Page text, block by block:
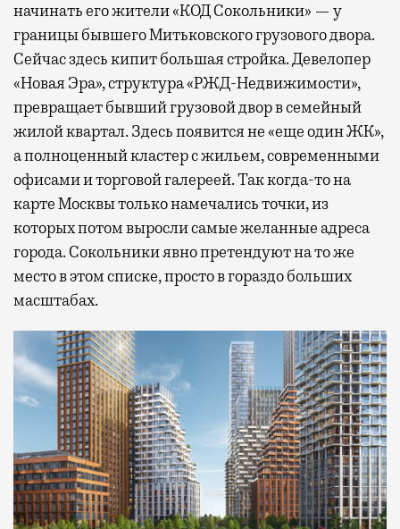
начинать его жители «КОД Сокольники» — у
границы бывшего Митьковского грузового двора.
Сейчас здесь кипит большая стройка. Девелопер
«Новая Эра», структура «РЖД-Недвижимости»,
превращает бывший грузовой двор в семейный
жилой квартал. Здесь появится не «еще один ЖК»,
а полноценный кластер с жильем, современными
офисами и торговой галереей. Так когда-то на
карте Москвы только намечались точки, из
которых потом выросли самые желанные адреса
города. Сокольники явно претендуют на то же
место в этом списке, просто в гораздо больших
масштабах.